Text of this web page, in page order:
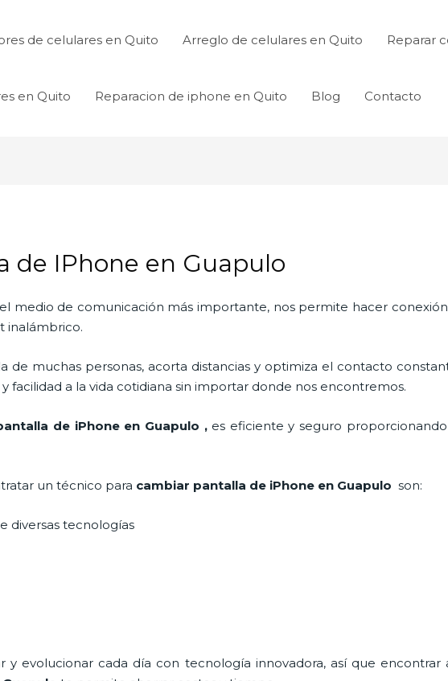
de celulares en Quito Arreglo de celulares en Quito Reparar
en Quito Reparacion de iphone en Quito Blog Contacto
de IPhone en Guapulo
medio de comunicación más importante, nos permite hacer
inalámbrico.
de muchas personas, acorta distancias y optimiza el contacto
facilidad a la vida cotidiana sin importar donde nos encontremos.
de iPhone en Guapulo ,es eficiente y seguro proporcionando
un técnico para cambiar pantalla de iPhone en Guapuloson:
diversas tecnologías
y evolucionar cada día con tecnología innovadora, así que